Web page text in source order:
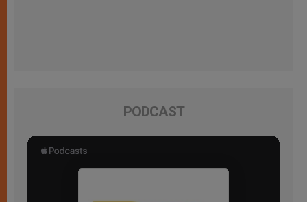
PODCAST